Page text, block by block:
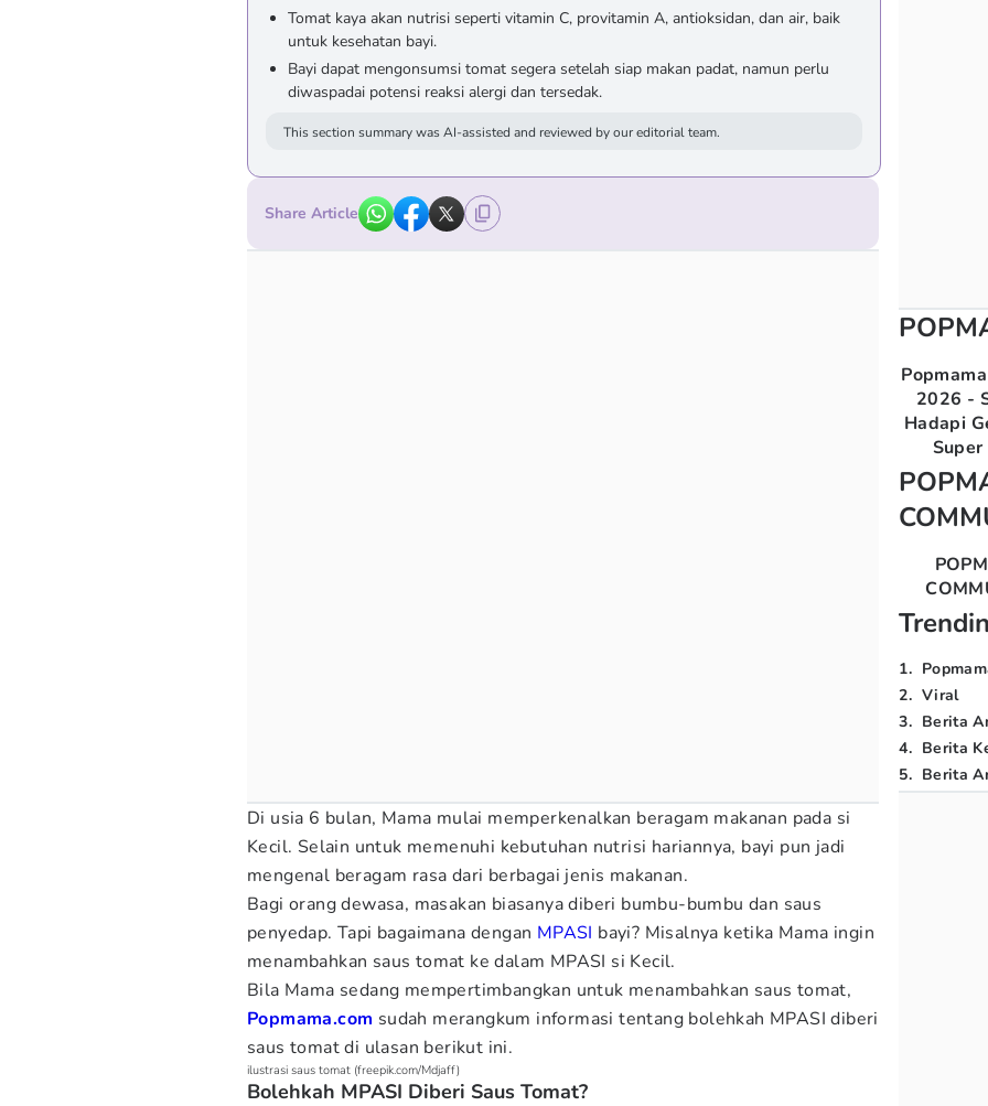
Tomat kaya akan nutrisi seperti vitamin C, provitamin A, antioksidan, dan air, baik
untuk kesehatan bayi.
Bayi dapat mengonsumsi tomat segera setelah siap makan padat, namun perlu
diwaspadai potensi reaksi alergi dan tersedak.
This section summary was AI-assisted and reviewed by our editorial team.
Share Article
Di usia 6 bulan, Mama mulai memperkenalkan beragam makanan pada si
Kecil. Selain untuk memenuhi kebutuhan nutrisi hariannya, bayi pun jadi
mengenal beragam rasa dari berbagai jenis makanan.
Bagi orang dewasa, masakan biasanya diberi bumbu-bumbu dan saus
penyedap. Tapi bagaimana dengan MPASI bayi? Misalnya ketika Mama ingin
menambahkan saus tomat ke dalam MPASI si Kecil.
Bila Mama sedang mempertimbangkan untuk menambahkan saus tomat,
Popmama.com sudah merangkum informasi tentang bolehkah MPASI diberi
saus tomat di ulasan berikut ini.
ilustrasi saus tomat (freepik.com/Mdjaff)
Bolehkah MPASI Diberi Saus Tomat?
2026 -
Hadapi
1.
2. Viral
3. Berita
4. Berita
5. Berita